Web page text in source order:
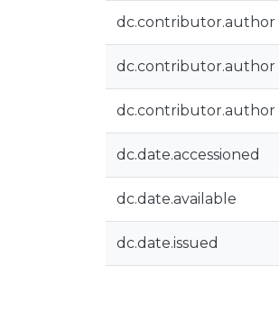
dc.contributor.author
dc.contributor.author
dc.contributor.author
dc.date.accessioned
dc.date.available
dc.date.issued